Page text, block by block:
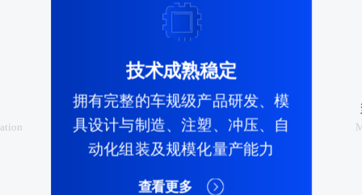

技术成熟稳定
拥有完整的车规级产品研发、模
具设计与制造、注塑、冲压、自
动化组装及规模化量产能力
查看更多